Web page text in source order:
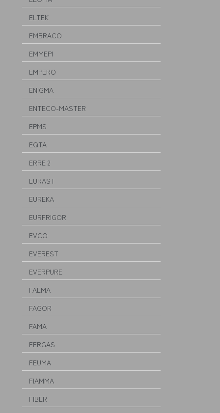
ELTEK
EMBRACO
EMMEPI
EMPERO
ENIGMA
ENTECO-MASTER
EPMS
EQTA
ERRE 2
EURAST
EUREKA
EURFRIGOR
EVCO
EVEREST
EVERPURE
FAEMA
FAGOR
FAMA
FERGAS
FEUMA
FIAMMA
FIBER